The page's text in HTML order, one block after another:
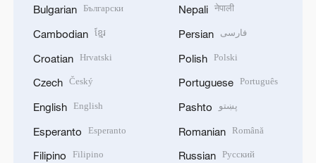
Bulgarian Български
Cambodian ខ្មែរ
Croatian Hrvatski
Czech Český
English English
Esperanto Esperanto
Filipino Filipino
Nepali नेपाली
Persian فارسی
Polish Polski
Portuguese Português
Pashto پښتو
Romanian Română
Russian Русский